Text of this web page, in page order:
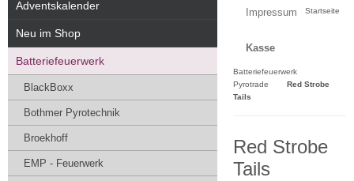
Impressum
Kasse
Startseite
Batteriefeuerwerk
Pyrotrade
Red Strobe
Tails
Red Strobe
Tails
Adventskalender
Neu im Shop
Batteriefeuerwerk
BlackBoxx
Bothmer Pyrotechnik
Broekhoff
EMP - Feuerwerk